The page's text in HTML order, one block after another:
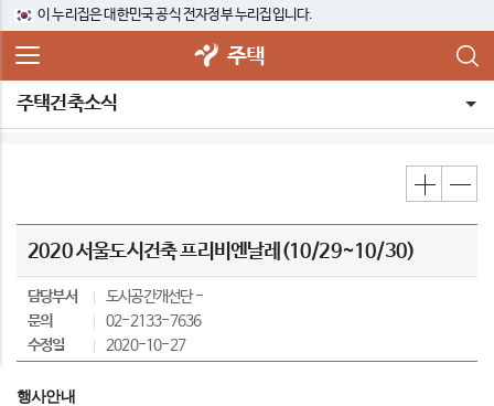
이 누리집은 대한민국 공식 전자정부 누리집입니다.
주택
주택건축소식
2020 서울도시건축 프리비엔날레(10/29~10/30)
담당부서
도시공간개선단
문의
02-2133-7636
수정일
2020-10-27
행사안내